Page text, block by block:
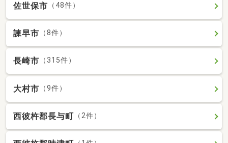
佐世保市 （48件）
諫早市 （8件）
長崎市 （315件）
大村市 （9件）
西彼杵郡長与町 （2件）